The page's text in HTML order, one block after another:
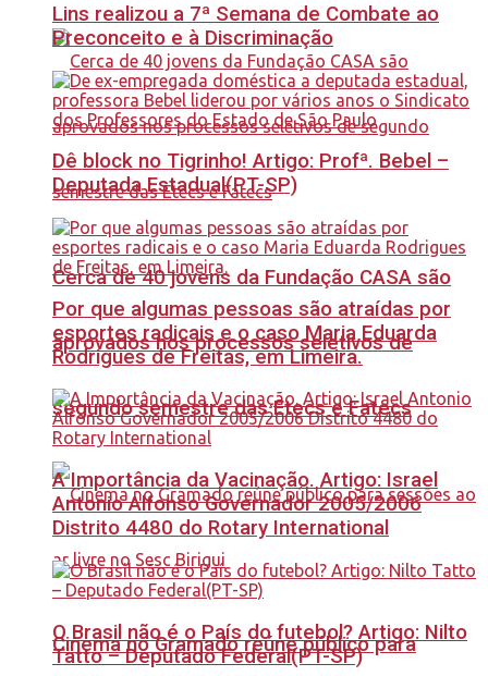
Cerca de 40 jovens da Fundação CASA são
aprovados nos processos seletivos de
segundo semestre das Etecs e Fatecs
Cinema no Gramado reúne público para
Lins realizou a 7ª Semana de Combate ao
Preconceito e à Discriminação
Dê block no Tigrinho! Artigo: Profª. Bebel –
Deputada Estadual(PT-SP)
Por que algumas pessoas são atraídas por
esportes radicais e o caso Maria Eduarda
Rodrigues de Freitas, em Limeira.
A Importância da Vacinação. Artigo: Israel
Antonio Alfonso Governador 2005/2006
Distrito 4480 do Rotary International
O Brasil não é o País do futebol? Artigo: Nilto
Tatto – Deputado Federal(PT-SP)